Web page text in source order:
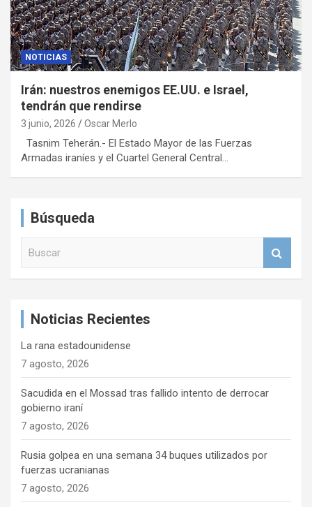
NOTICIAS
Irán: nuestros enemigos EE.UU. e Israel,
tendrán que rendirse
3 junio, 2026 Oscar Merlo
Tasnim Teherán.- El Estado Mayor de las Fuerzas
Armadas iraníes y el Cuartel General Central…
Búsqueda
Noticias Recientes
La rana estadounidense
7 agosto, 2026
Sacudida en el Mossad tras fallido intento de derrocar
gobierno iraní
7 agosto, 2026
Rusia golpea en una semana 34 buques utilizados por
fuerzas ucranianas
7 agosto, 2026